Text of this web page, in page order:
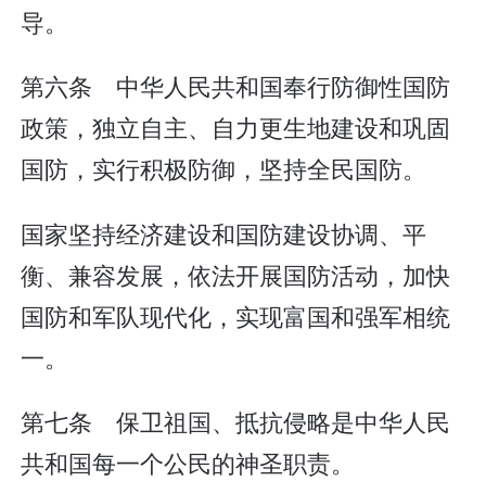
导。
第六条 中华人民共和国奉行防御性国防
政策，独立自主、自力更生地建设和巩固
国防，实行积极防御，坚持全民国防。
国家坚持经济建设和国防建设协调、平
衡、兼容发展，依法开展国防活动，加快
国防和军队现代化，实现富国和强军相统
一。
第七条 保卫祖国、抵抗侵略是中华人民
共和国每一个公民的神圣职责。